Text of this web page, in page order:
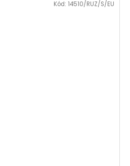
Kód: 14510/RUZ/S/EU